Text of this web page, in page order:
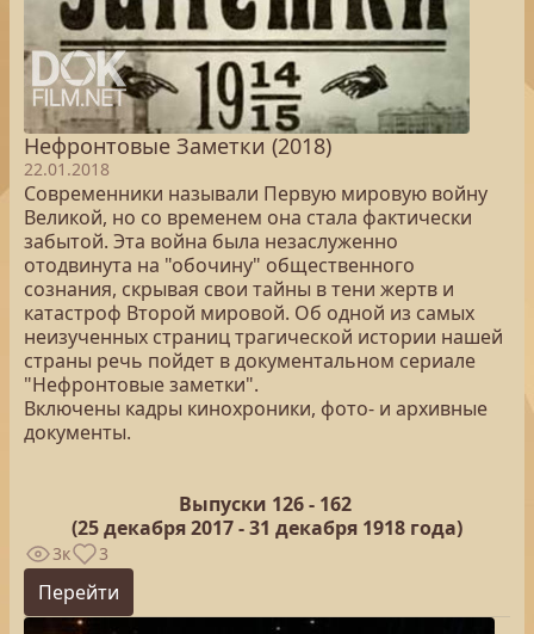
Нефронтовые Заметки (2018)
22.01.2018
Современники называли Первую мировую войну
Великой, но со временем она стала фактически
забытой. Эта война была незаслуженно
отодвинута на "обочину" общественного
сознания, скрывая свои тайны в тени жертв и
катастроф Второй мировой. Об одной из самых
неизученных страниц трагической истории нашей
страны речь пойдет в документальном сериале
"Нефронтовые заметки".
Включены кадры кинохроники, фото- и архивные
документы.
Выпуски 126 - 162
(25декабря 2017 - 31 декабря 1918 года)
3к 3
Перейти